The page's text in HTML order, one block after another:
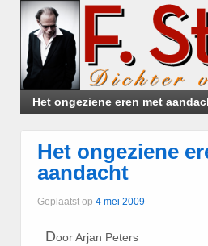
Het ongeziene eren met
Het ongeziene
aandacht
Geplaatst op 4 mei 2009
Door Arjan Peters